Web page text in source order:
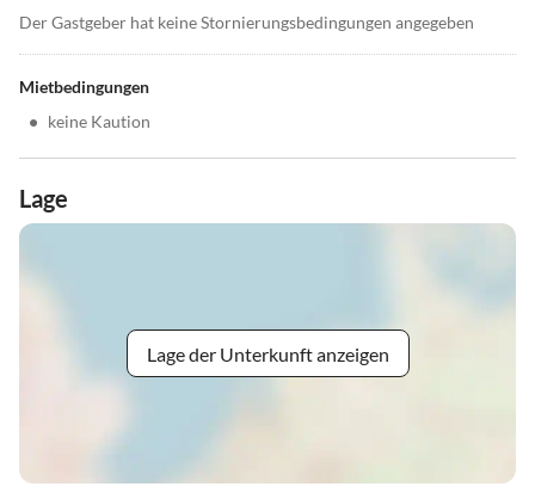
Der Gastgeber hat keine Stornierungsbedingungen angegeben
Mietbedingungen
• keine Kaution
Lage
Lage der Unterkunft anzeigen